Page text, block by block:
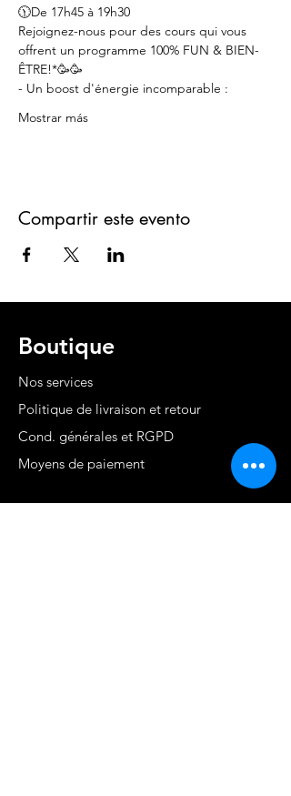
🕦De 17h45 à 19h30
Rejoignez-nous pour des cours qui vous
offrent un programme 100% FUN & BIEN-
ÊTRE!*🥳🥳
- Un boost d'énergie incomparable :
Mostrar más
Compartir este evento
Boutique
Nos services
Politique de livraison et retour
Cond. générales et RGPD
Moyens de paiement